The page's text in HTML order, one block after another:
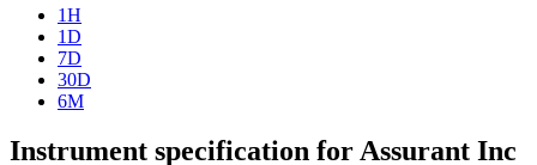
1H
1D
7D
30D
6M
Instrument specification for Assurant Inc